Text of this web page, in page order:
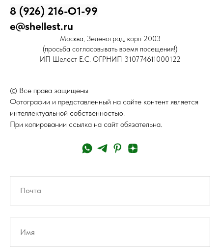
8 (926) 216-О1-99
e@shellest.ru
Москва, Зеленоград, корп 2003
(просьба согласовывать время посещения!)
ИП Шелест Е.С. ОГРНИП 310774611000122
© Все права защищены
Фотографии и представленный на сайте контент является
интеллектуальной собственностью.
При копировании ссылка на сайт обязательна.